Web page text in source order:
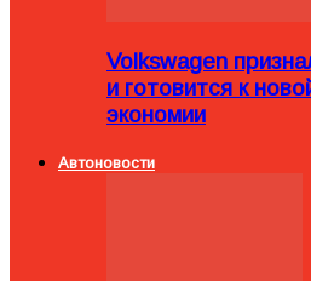
Volkswagen
и готовится к
экономии
Автоновости